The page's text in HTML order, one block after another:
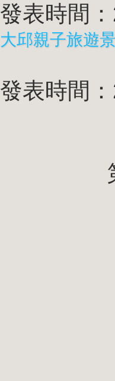
發表時間
大邱親子旅遊
發表時間